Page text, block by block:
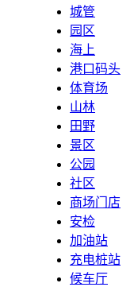
城管
园区
海上
港口码头
体育场
山林
田野
景区
公园
社区
商场门店
安检
加油站
充电桩站
候车厅